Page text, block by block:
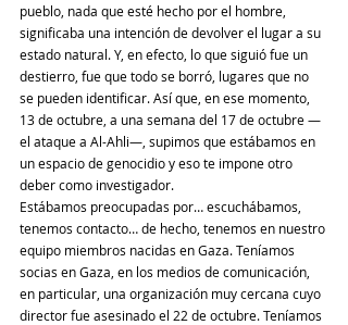
pueblo, nada que esté hecho por el hombre,
significaba una intención de devolver el lugar a su
estado natural. Y, en efecto, lo que siguió fue un
destierro, fue que todo se borró, lugares que no
se pueden identificar. Así que, en ese momento,
13 de octubre, a una semana del 17 de octubre —
el ataque a Al-Ahli—, supimos que estábamos en
un espacio de genocidio y eso te impone otro
deber como investigador.
Estábamos preocupadas por… escuchábamos,
tenemos contacto… de hecho, tenemos en nuestro
equipo miembros nacidas en Gaza. Teníamos
socias en Gaza, en los medios de comunicación,
en particular, una organización muy cercana cuyo
director fue asesinado el 22 de octubre. Teníamos